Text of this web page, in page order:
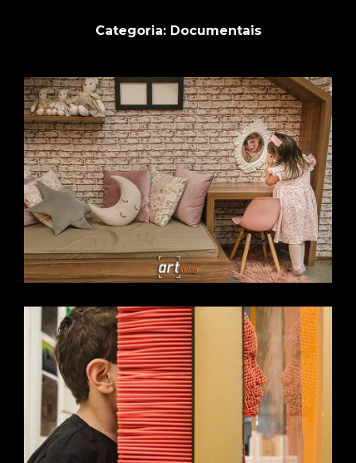
Categoria: Documentais